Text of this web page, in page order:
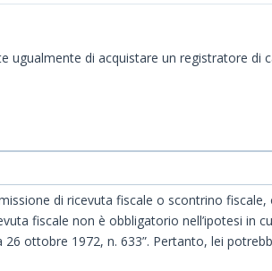
ugualmente di acquistare un registratore
di ricevuta fiscale o scontrino
fiscale non è obbligatorio nell’ipotesi in
ottobre 1972, n. 633”. Pertanto, lei